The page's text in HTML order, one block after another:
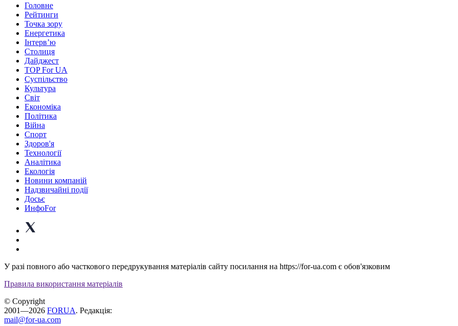
Головне
Рейтинги
Точка зору
Енергетика
Інтерв’ю
Столиця
Дайджест
TOP For UA
Суспiльство
Культура
Світ
Економіка
Політика
Війна
Спорт
Здоров'я
Технології
Аналітика
Екологія
Новини компаній
Надзвичайні події
Досьє
ИнфоFor
У разі повного або часткового передрукування матеріалів сайту посилання на https://for-ua.com є обов'язковим
Правила використання матеріалів
© Copyright
2001—2026 FORUA. Редакція:
mail@for-ua.com